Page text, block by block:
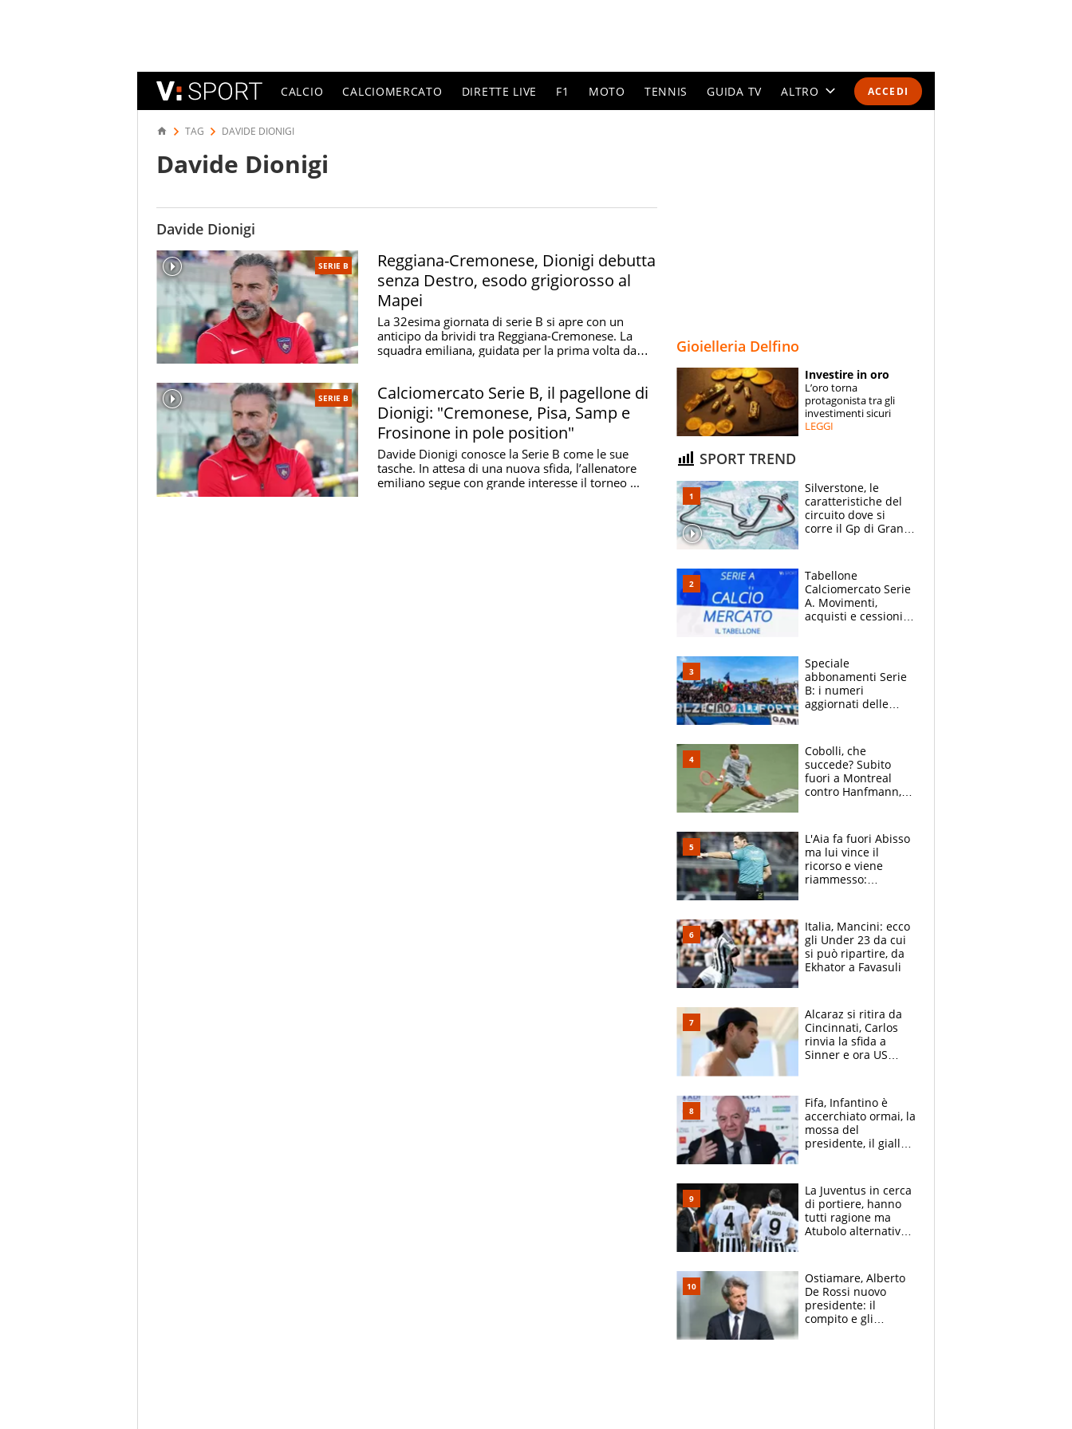
ACCEDI
CALCIO CALCIOMERCATO DIRETTE LIVE F1 MOTO TENNIS GUIDA TV ALTRO
SPECIALI
ESPERTI
TAG DAVIDE DIONIGI
Davide Dionigi
Davide Dionigi
SERIE B
Reggiana-Cremonese, Dionigi debutta
senza Destro, esodo grigiorosso al
Mapei
La 32esima giornata di serie B si apre con un
anticipo da brividi tra Reggiana-Cremonese. La
squadra emiliana, guidata per la prima volta da
SERIE B
Calciomercato Serie B, il pagellone di
Dionigi: "Cremonese, Pisa, Samp e
Frosinone in pole position"
Davide Dionigi conosce la Serie B come le sue
tasche. In attesa di una nuova sfida, l’allenatore
emiliano segue con grande interesse il torneo ...
Gioielleria Delfino
Investire in oro
L’oro torna
protagonista tra gli
investimenti sicuri
LEGGI
SPORT TREND
Silverstone, le
caratteristiche del
circuito dove si
corre il Gp di Gran
Tabellone
Calciomercato Serie
A. Movimenti,
acquisti e cessioni:
Speciale
abbonamenti Serie
B: i numeri
aggiornati delle
Cobolli, che
succede? Subito
fuori a Montreal
contro Hanfmann,
L'Aia fa fuori Abisso
ma lui vince il
ricorso e viene
riammesso:
Italia, Mancini: ecco
gli Under 23 da cui
si può ripartire, da
Ekhator a Favasuli
Alcaraz si ritira da
Cincinnati, Carlos
rinvia la sfida a
Sinner e ora US
Fifa, Infantino è
accerchiato ormai, la
mossa del
presidente, il giallo
Trump
La Juventus in cerca
di portiere, hanno
tutti ragione ma
Atubolo alternativa
rimane Milinkovic-
Savic
Ostiamare, Alberto
De Rossi nuovo
presidente: il
compito e gli